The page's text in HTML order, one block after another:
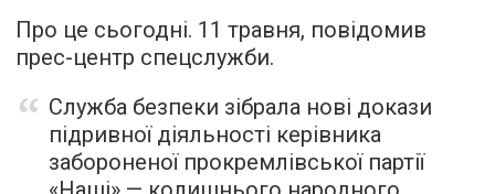
Про це сьогодні. 11 травня, повідомив
прес-центр спецслужби.
Служба безпеки зібрала нові докази
підривної діяльності керівника
забороненої прокремлівської партії